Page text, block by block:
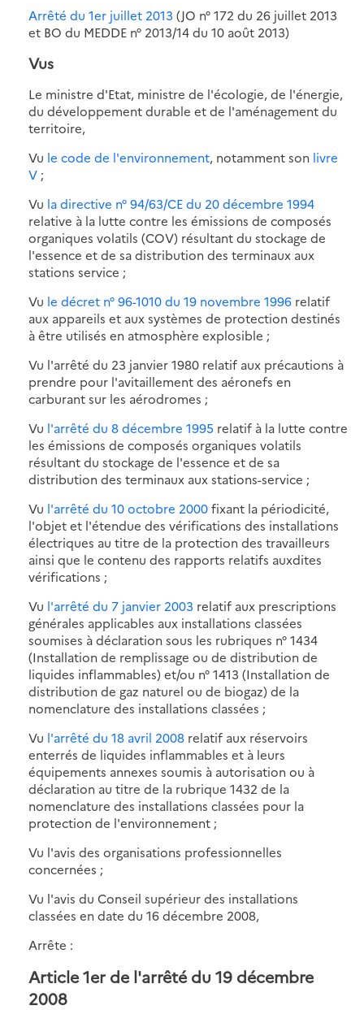
Arrêté du 1er juillet 2013 (JO n° 172 du 26 juillet 2013
et BO du MEDDE n° 2013/14 du 10 août 2013)
Vus
Le ministre d'Etat, ministre de l'écologie, de l'énergie,
du développement durable et de l'aménagement du
territoire,
Vu le code de l'environnement, notamment son livre
V ;
Vu la directive n° 94/63/CE du 20 décembre 1994
relative à la lutte contre les émissions de composés
organiques volatils (COV) résultant du stockage de
l'essence et de sa distribution des terminaux aux
stations service ;
Vu le décret n° 96-1010 du 19 novembre 1996 relatif
aux appareils et aux systèmes de protection destinés
à être utilisés en atmosphère explosible ;
Vu l'arrêté du 23 janvier 1980 relatif aux précautions à
prendre pour l'avitaillement des aéronefs en
carburant sur les aérodromes ;
Vu l'arrêté du 8 décembre 1995 relatif à la lutte contre
les émissions de composés organiques volatils
résultant du stockage de l'essence et de sa
distribution des terminaux aux stations-service ;
Vu l'arrêté du 10 octobre 2000fixant la périodicité,
l'objet et l'étendue des vérifications des installations
électriques au titre de la protection des travailleurs
ainsi que le contenu des rapports relatifs auxdites
vérifications ;
Vu l'arrêté du 7 janvier 2003 relatif aux prescriptions
générales applicables aux installations classées
soumises à déclaration sous les rubriques n° 1434
(Installation de remplissage ou de distribution de
liquides inflammables) et/ou n° 1413 (Installation de
distribution de gaz naturel ou de biogaz) de la
nomenclature des installations classées ;
Vu l'arrêté du 18 avril 2008 relatif aux réservoirs
enterrés de liquides inflammables et à leurs
équipements annexes soumis à autorisation ou à
déclaration au titre de la rubrique 1432 de la
nomenclature des installations classées pour la
protection de l'environnement ;
Vu l'avis des organisations professionnelles
concernées ;
Vu l'avis du Conseil supérieur des installations
classées en date du 16 décembre 2008,
Arrête :
Article 1er de l'arrêté du 19 décembre
2008